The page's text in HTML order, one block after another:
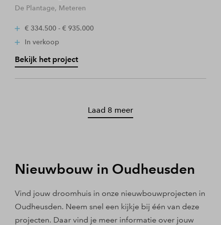
De Plantage, Meteren
€ 334.500 - € 935.000
In verkoop
Bekijk het project
Laad 8 meer
Nieuwbouw in Oudheusden
Vind jouw droomhuis in onze nieuwbouwprojecten in
Oudheusden. Neem snel een kijkje bij één van deze
projecten. Daar vind je meer informatie over jouw